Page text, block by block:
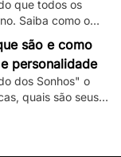
que todos os
Saiba como o
lidar com essa
são e como
personalidade
dos Sonhos" o
quais são seus